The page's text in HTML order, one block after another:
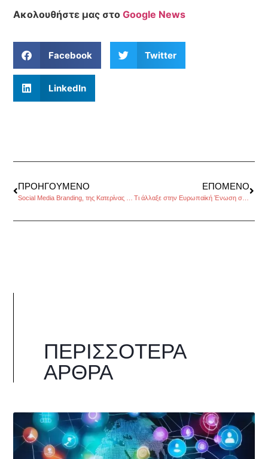
Ακολουθήστε μας στοGoogle News
Facebook Twitter
LinkedIn
ΠΡΟΗΓΟΎΜΕΝΟ ΕΠΌΜΕΝΟ
Τι άλλαξε στην Ευρωπαϊκή Ένωση στον τομέα της ισότητας των δύο φύλων
ΠΕΡΙΣΣΌΤΕΡΑ
ΆΡΘΡΑ